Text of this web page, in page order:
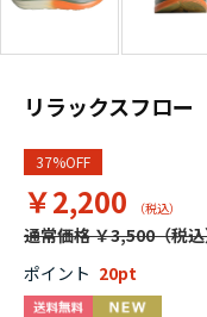
リラックスフロー
37%OFF
￥2,200
通常価格 ￥3,500
ポイント 20